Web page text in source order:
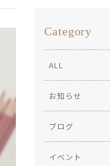
Category
ALL
お知らせ
ブログ
イベント